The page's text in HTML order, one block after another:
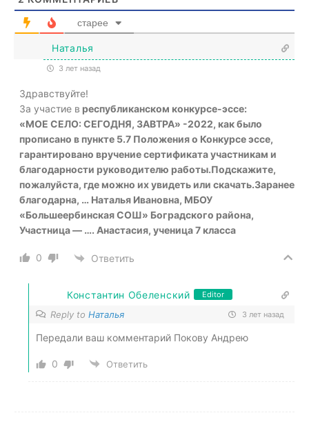
старее
Наталья
3 лет назад
Здравствуйте!
За участие в республиканском конкурсе-эссе:
«МОЕ СЕЛО: СЕГОДНЯ, ЗАВТРА» -2022, как было
прописано в пункте 5.7 Положения о Конкурсе эссе,
гарантировано вручение сертификата участникам и
благодарности руководителю работы.Подскажите,
пожалуйста, где можно их увидеть или скачать.Заранее
благодарна, … Наталья Ивановна, МБОУ
«Большеербинская СОШ» Боградского района,
Участница — …. Анастасия, ученица 7 класса
0 Ответить
Константин Обеленский Editor
Reply to Наталья 3 лет назад
Передали ваш комментарий Покову Андрею
0 Ответить